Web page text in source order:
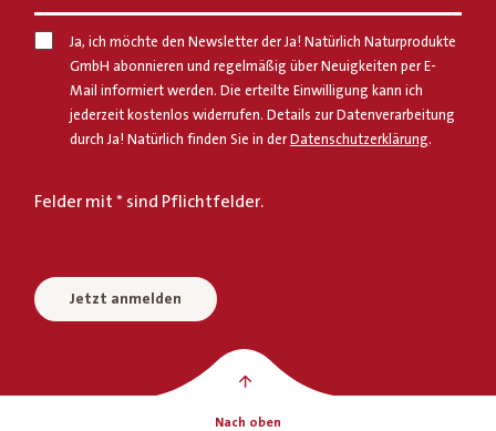
Ja, ich möchte den Newsletter der Ja! Natürlich Naturprodukte
GmbH abonnieren und regelmäßig über Neuigkeiten per E-
Mail informiert werden. Die erteilte Einwilligung kann ich
jederzeit kostenlos widerrufen. Details zur Datenverarbeitung
durch Ja! Natürlich finden Sie in derDatenschutzerklärung.
Felder mit * sind Pflichtfelder.
Jetzt anmelden
Nach oben